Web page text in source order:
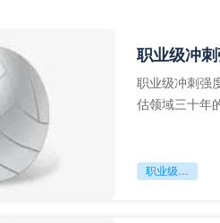
职业级冲
职业级冲刺强
估领域三十年
职业级冲刺强度设为世界杯体能硬门槛